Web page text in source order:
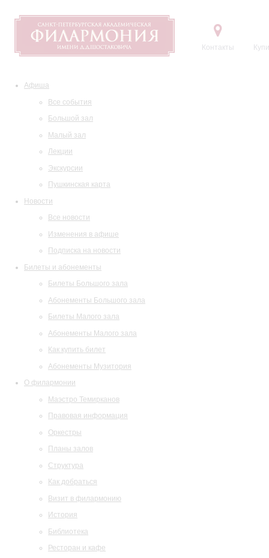
Контакты
Афиша
Все события
Большой зал
Малый зал
Лекции
Экскурсии
Пушкинская карта
Новости
Все новости
Изменения в афише
Подписка на новости
Билеты и абонементы
Билеты Большого зала
Абонементы Большого зала
Билеты Малого зала
Абонементы Малого зала
Как купить билет
Абонементы Музитория
О филармонии
Маэстро Темирканов
Правовая информация
Оркестры
Планы залов
Структура
Как добраться
Визит в филармонию
История
Библиотека
Ресторан и кафе